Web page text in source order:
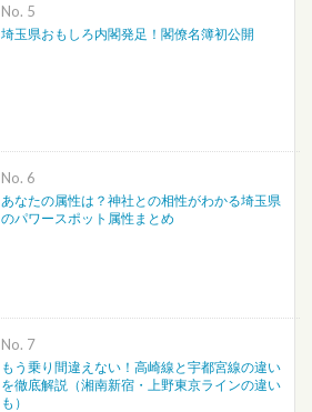
No.
埼玉県おもしろ内閣発足！閣僚名簿初公開
No.
あなたの属性は？神社との相性がわかる埼玉県
のパワースポット属性まとめ
No.
もう乗り間違えない！高崎線と宇都宮線の違い
を徹底解説（湘南新宿・上野東京ラインの違い
も）